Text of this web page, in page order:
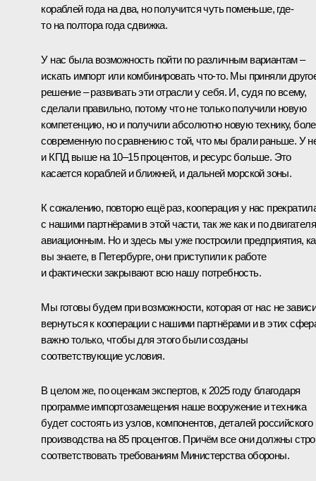
кораблей года на два, но получится чуть поменьше, где-
то на полтора года сдвижка.
У нас была возможность пойти по различным вариантам –
искать импорт или комбинировать что-то. Мы приняли
решение – развивать эти отрасли у себя. И, судя по всему,
сделали правильно, потому что не только получили новую
компетенцию, но и получили абсолютно новую технику,
современную по сравнению с той, что мы брали раньше. У
и КПД выше на 10–15 процентов, и ресурс больше. Это
касается кораблей и ближней, и дальней морской зоны.
К сожалению, повторю ещё раз, кооперация у нас
с нашими партнёрами в этой части, так же как и по
авиационным. Но и здесь мы уже построили предприятия,
вы знаете, в Петербурге, они приступили к работе
и фактически закрывают всю нашу потребность.
Мы готовы будем при возможности, которая от нас не
вернуться к кооперации с нашими партнёрами и в этих
важно только, чтобы для этого были созданы
соответствующие условия.
В целом же, по оценкам экспертов, к 2025 году благодаря
программе импортозамещения наше вооружение и техника
будет состоять из узлов, компонентов, деталей российского
производства на 85 процентов. Причём все они должны
соответствовать требованиям Министерства обороны.